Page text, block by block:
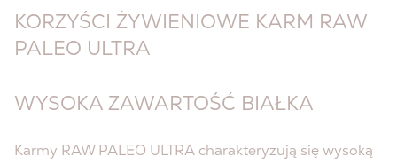
KORZYŚCI ŻYWIENIOWE KARM RAW
PALEO ULTRA
WYSOKA ZAWARTOŚĆ BIAŁKA
Karmy RAW PALEO ULTRA charakteryzują się wysoką